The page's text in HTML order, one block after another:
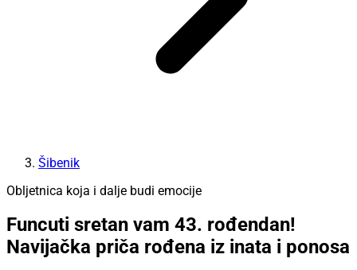
Šibenik
Obljetnica koja i dalje budi emocije
Funcuti sretan vam 43. rođendan!
Navijačka priča rođena iz inata i ponosa